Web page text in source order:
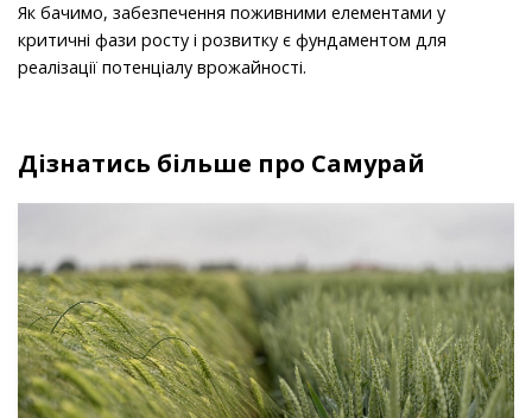
Як бачимо, забезпечення поживними елементами у
критичні фази росту і розвитку є фундаментом для
реалізації потенціалу врожайності.
Дізнатись більше про Самурай